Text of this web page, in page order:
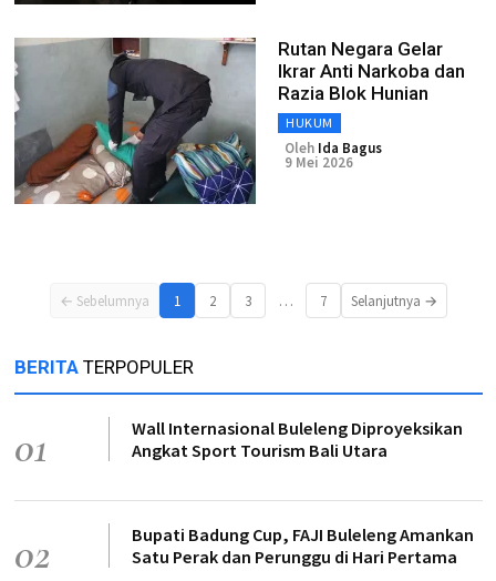
Rutan Negara Gelar
Ikrar Anti Narkoba dan
Razia Blok Hunian
HUKUM
Oleh Ida Bagus
9 Mei 2026
← Sebelumnya 1 2 3 … 7 Selanjutnya →
BERITA TERPOPULER
01
Wall Internasional Buleleng Diproyeksikan
Angkat Sport Tourism Bali Utara
02
Bupati Badung Cup, FAJI Buleleng Amankan
Satu Perak dan Perunggu di Hari Pertama